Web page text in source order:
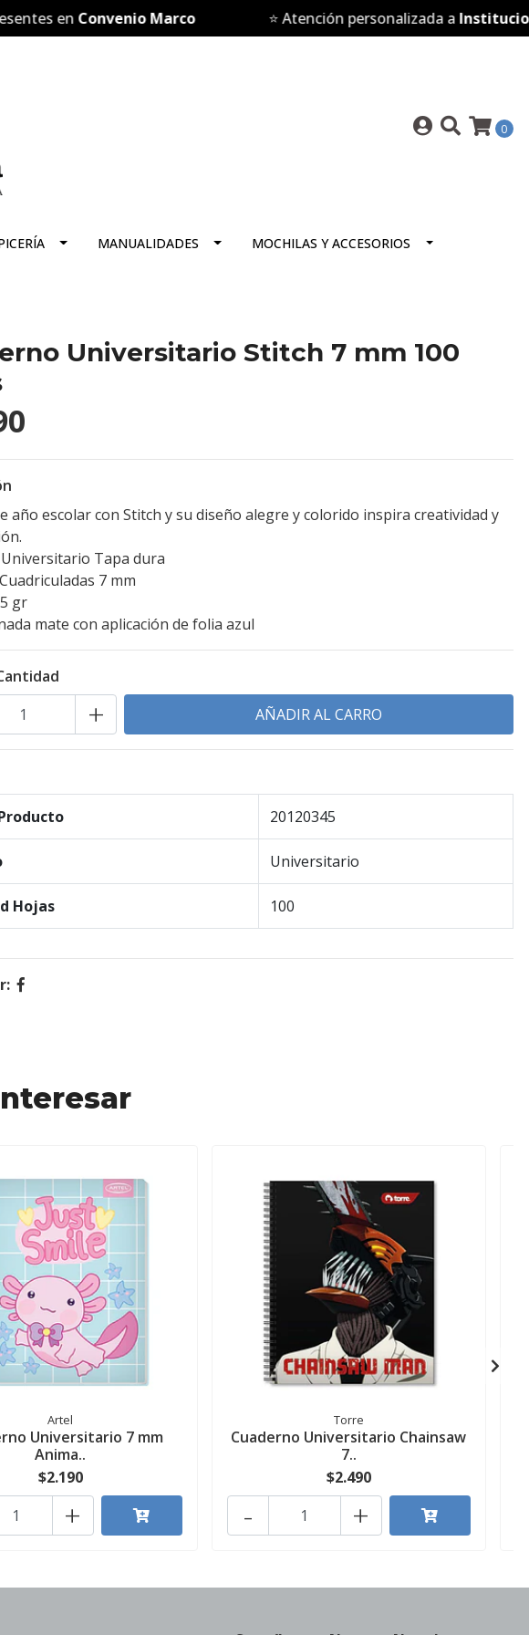
enConvenio Marco ⭐ Atención personalizada aInstituciones
0
MANUALIDADES MOCHILAS Y ACCESORIOS
Universitario Stitch 7 mm 100
año escolar con Stitch y su diseño alegre y colorido inspira creatividad y
Tapa dura
7 mm
gr
mate con aplicación de folia azul
+
20120345
Universitario
Hojas 100
Artel
Universitario 7 mm
Anima..
$2.190
+
Torre
Cuaderno Universitario Chainsaw
7..
$2.490
+
-